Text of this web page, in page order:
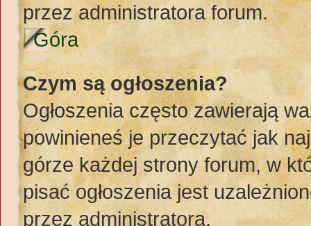
przez administratora forum.
Góra
Czym są ogłoszenia?
Ogłoszenia często zawierają
powinieneś je przeczytać jak
górze każdej strony forum, w
pisać ogłoszenia jest
przez administratora.